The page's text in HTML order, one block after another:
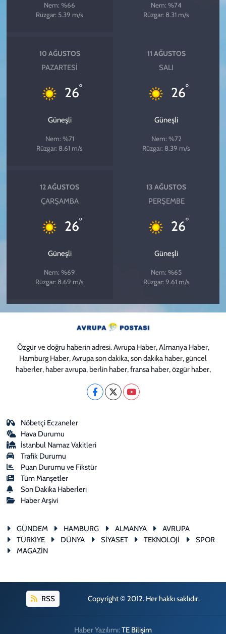
Nem: %66
Rüzgar: 5.39 m/s
Nem: %74
Rüzgar: 8.31 m/s
10 AĞUSTOS
PAZARTESI
26°
Güneşli
Nem: %71
Rüzgar: 8.61 m/s
11 AĞUSTOS
SALI
26°
Güneşli
Nem: %72
Rüzgar: 8.39 m/s
12 AĞUSTOS
ÇARŞAMBA
26°
Güneşli
Nem: %69
Rüzgar: 8.69 m/s
13 AĞUSTOS
PERŞEMBE
26°
Güneşli
Nem: %65
Rüzgar: 9.61 m/s
Özgür ve doğru haberin adresi. Avrupa Haber, Almanya Haber,
Hamburg Haber, Avrupa son dakika, son dakika haber, güncel
haberler, haber avrupa, berlin haber, fransa haber, özgür haber,
Nöbetçi Eczaneler
Hava Durumu
İstanbul Namaz Vakitleri
Trafik Durumu
Puan Durumu ve Fikstür
Tüm Manşetler
Son Dakika Haberleri
Haber Arşivi
GÜNDEM HAMBURG ALMANYA
AVRUPA
TÜRKIYE
DÜNYA SİYASET TEKNOLOJİ
SPOR
MAGAZİN
RSS Copyright © 2012. Her hakkı saklıdır.
Haber Yazılımı:TE Bilişim